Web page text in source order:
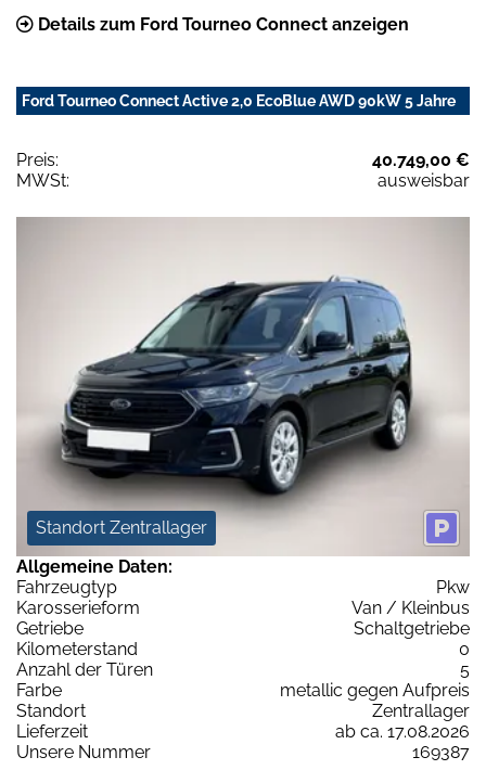
Details zum Ford Tourneo Connect anzeigen
Ford Tourneo Connect Active 2,0 EcoBlue AWD 90kW 5 Jahre
Preis:
40.749,00 €
MWSt:
ausweisbar
Standort Zentrallager
Allgemeine Daten:
Fahrzeugtyp
Pkw
Karosserieform
Van / Kleinbus
Getriebe
Schaltgetriebe
Kilometerstand
0
Anzahl der Türen
5
Farbe
metallic gegen Aufpreis
Standort
Zentrallager
Lieferzeit
ab ca. 17.08.2026
Unsere Nummer
169387